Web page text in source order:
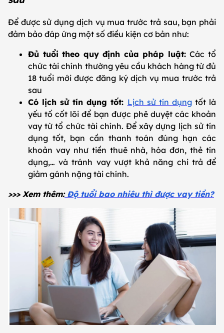
Để được sử dụng dịch vụ mua trước trả sau, bạn phải
đảm bảo đáp ứng một số điều kiện cơ bản như:
Đủ tuổi theo quy định của pháp luật:Các tổ
chức tài chính thường yêu cầu khách hàng từ đủ
18 tuổi mới được đăng ký dịch vụ mua trước trả
sau
Có lịch sử tín dụng tốt: Lịch sử tín dụngtốt là
yếu tố cốt lõi để bạn được phê duyệt các khoản
vay từ tổ chức tài chính. Để xây dựng lịch sử tín
dụng tốt, bạn cần thanh toán đúng hạn các
khoản vay như tiền thuê nhà, hóa đơn, thẻ tín
dụng,… và tránh vay vượt khả năng chi trả để
giảm gánh nặng tài chính.
>>> Xem thêm: Độ tuổi bao nhiêu thì được vay tiền?